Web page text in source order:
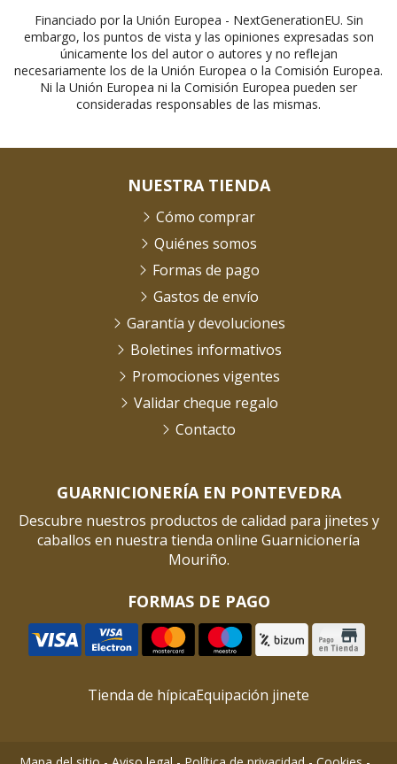
Financiado por la Unión Europea - NextGenerationEU. Sin
embargo, los puntos de vista y las opiniones expresadas son
únicamente los del autor o autores y no reflejan
necesariamente los de la Unión Europea o la Comisión Europea.
Ni la Unión Europea ni la Comisión Europea pueden ser
consideradas responsables de las mismas.
GUARNICIONERÍA EN PONTEVEDRA
Descubre nuestros productos de calidad para jinetes y
caballos en nuestra tienda online Guarnicionería
Mouriño.
FORMAS DE PAGO
NUESTRA TIENDA
Cómo comprar
Quiénes somos
Formas de pago
Gastos de envío
Garantía y devoluciones
Boletines informativos
Promociones vigentes
Validar cheque regalo
Contacto
Tienda de hípicaEquipación jinete